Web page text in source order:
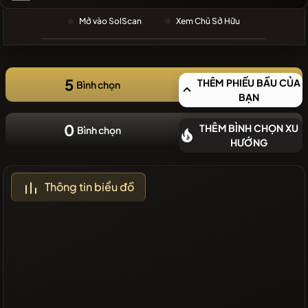
đồng tiền
Mở vào SolScan Xem Chủ Sở Hữu
5 Bình chọn
THÊM PHIẾU BẦU CỦA
BẠN
0 Bình chọn
THÊM BÌNH CHỌN XU
HƯỚNG
Thông tin biểu đồ